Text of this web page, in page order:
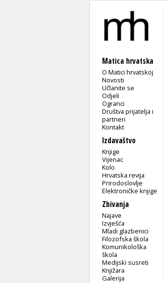
Matica hrvatska
O Matici hrvatskoj
Novosti
Učlanite se
Odjeli
Ogranci
Društva prijatelja i
partneri
Kontakt
Izdavaštvo
Knjige
Vijenac
Kolo
Hrvatska revija
Prirodoslovlje
Elektroničke knjige
Zbivanja
Najave
Izvješća
Mladi glazbenici
Filozofska škola
Komunikološka
škola
Medijski susreti
Knjižara
Galerija